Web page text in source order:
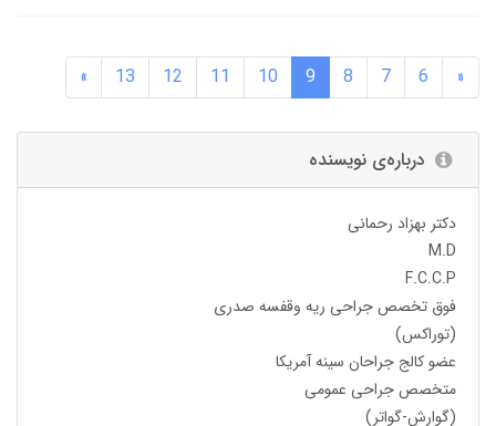
«
6
7
8
9
10
11
12
13
»
درباره‌ی نویسنده
دکتر بهزاد رحمانی
M.D
F.C.C.P
فوق تخصص جراحی ریه وقفسه صدری
(توراکس)
عضو کالج جراحان سینه آمریکا
متخصص جراحی عمومی
(گوارش-گواتر)